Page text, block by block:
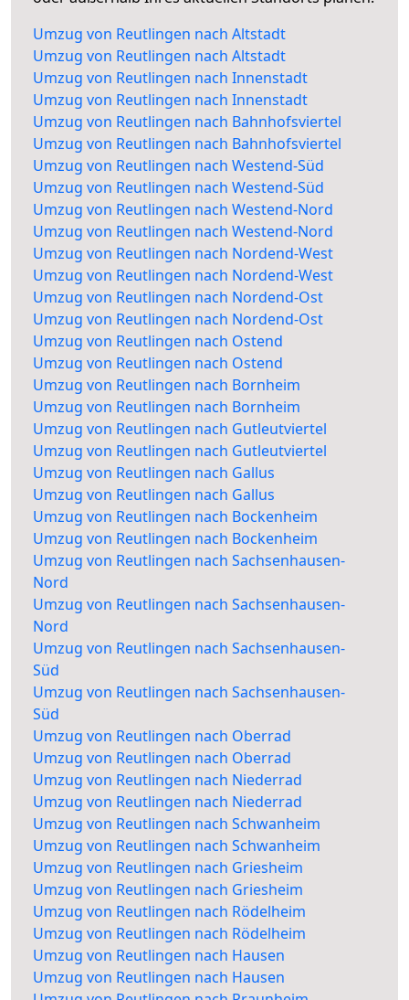
Umzug von Reutlingen nach Altstadt
Umzug von Reutlingen nach Altstadt
Umzug von Reutlingen nach Innenstadt
Umzug von Reutlingen nach Innenstadt
Umzug von Reutlingen nach Bahnhofsviertel
Umzug von Reutlingen nach Bahnhofsviertel
Umzug von Reutlingen nach Westend-Süd
Umzug von Reutlingen nach Westend-Süd
Umzug von Reutlingen nach Westend-Nord
Umzug von Reutlingen nach Westend-Nord
Umzug von Reutlingen nach Nordend-West
Umzug von Reutlingen nach Nordend-West
Umzug von Reutlingen nach Nordend-Ost
Umzug von Reutlingen nach Nordend-Ost
Umzug von Reutlingen nach Ostend
Umzug von Reutlingen nach Ostend
Umzug von Reutlingen nach Bornheim
Umzug von Reutlingen nach Bornheim
Umzug von Reutlingen nach Gutleutviertel
Umzug von Reutlingen nach Gutleutviertel
Umzug von Reutlingen nach Gallus
Umzug von Reutlingen nach Gallus
Umzug von Reutlingen nach Bockenheim
Umzug von Reutlingen nach Bockenheim
Umzug von Reutlingen nach Sachsenhausen-
Nord
Umzug von Reutlingen nach Sachsenhausen-
Nord
Umzug von Reutlingen nach Sachsenhausen-
Süd
Umzug von Reutlingen nach Sachsenhausen-
Süd
Umzug von Reutlingen nach Oberrad
Umzug von Reutlingen nach Oberrad
Umzug von Reutlingen nach Niederrad
Umzug von Reutlingen nach Niederrad
Umzug von Reutlingen nach Schwanheim
Umzug von Reutlingen nach Schwanheim
Umzug von Reutlingen nach Griesheim
Umzug von Reutlingen nach Griesheim
Umzug von Reutlingen nach Rödelheim
Umzug von Reutlingen nach Rödelheim
Umzug von Reutlingen nach Hausen
Umzug von Reutlingen nach Hausen